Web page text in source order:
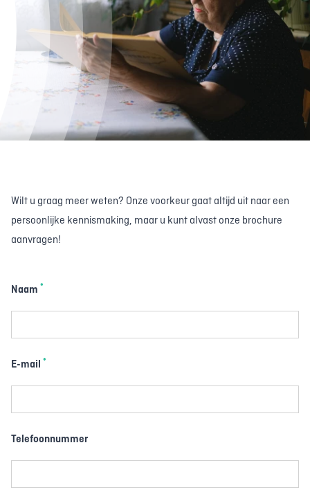
Wilt u graag meer weten? Onze voorkeur gaat altijd uit naar een
persoonlijke kennismaking, maar u kunt alvast onze brochure
aanvragen!
Naam *
E-mail *
Telefoonnummer